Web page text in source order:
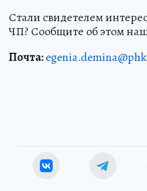
Стали свидетелем
ЧП? Сообщите об этом
Почта: